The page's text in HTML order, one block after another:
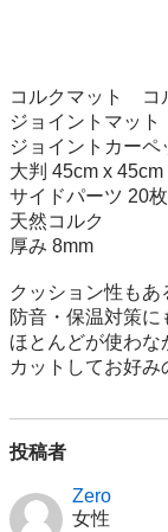
コルクマット　コ
ジョイントマット
ジョイントカーペ
大判 45cm x 45cm
サイドパーツ 20枚
天然コルク
厚み 8mm
クッション性もあ
防音・保温対策に
ほとんどが使わな
投稿者
Zero
女性